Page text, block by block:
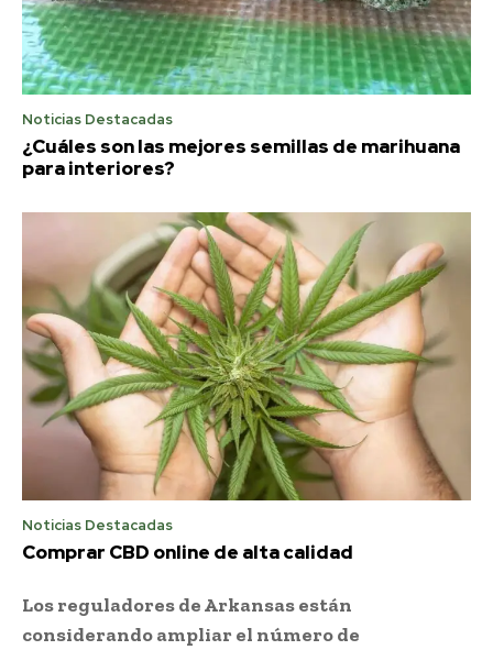
Noticias Destacadas
¿Cuáles son las mejores semillas de marihuana
para interiores?
Noticias Destacadas
Comprar CBD online de alta calidad
Los reguladores de Arkansas están
considerando ampliar el número de